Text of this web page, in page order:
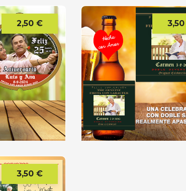
Precio
2,50 €
3,50 €